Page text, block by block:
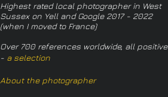
Highest rated local photographer in West
Sussex on Yell and Google 2017 - 2022
(when I moved to France)
Over 700 references worldwide, all positive
- a selection
About the photographer